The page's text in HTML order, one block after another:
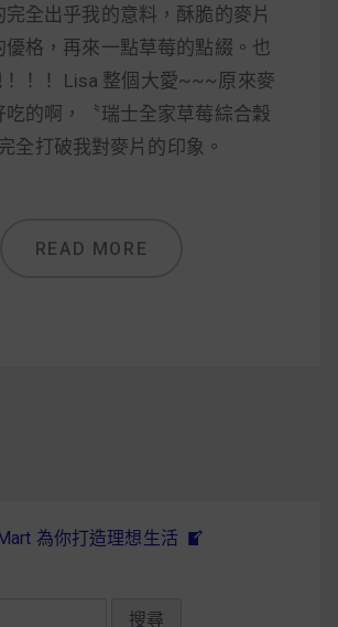
完全出乎我的意料，酥脆的麥片
優格，再來一點草莓的點綴。也
！！ Lisa 整個大愛~~~原來麥
吃的啊，〝瑞士全家草莓綜合穀
全打破我對麥片的印象。
READ MORE
為你打造理想生活